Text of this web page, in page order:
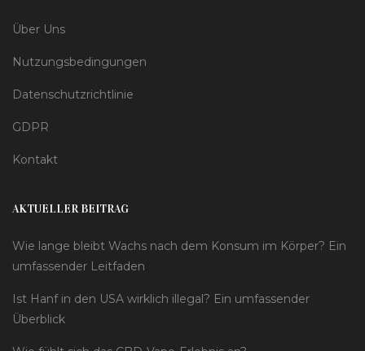
Über Uns
Nutzungsbedingungen
Datenschutzrichtlinie
GDPR
Kontakt
AKTUELLER BEITRAG
Wie lange bleibt Wachs nach dem Konsum im Körper? Ein
umfassender Leitfaden
Ist Hanf in den USA wirklich illegal? Ein umfassender
Überblick